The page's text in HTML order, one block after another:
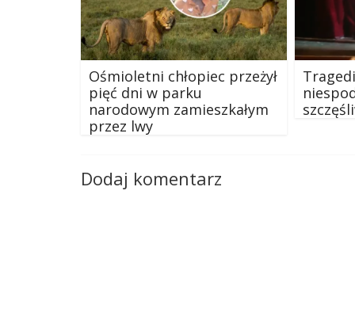
Ośmioletni chłopiec przeżył
pięć dni w parku
narodowym zamieszkałym
przez lwy
Dodaj komentarz